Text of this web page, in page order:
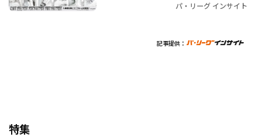
パ・リーグ インサイト
記事提供：
特集